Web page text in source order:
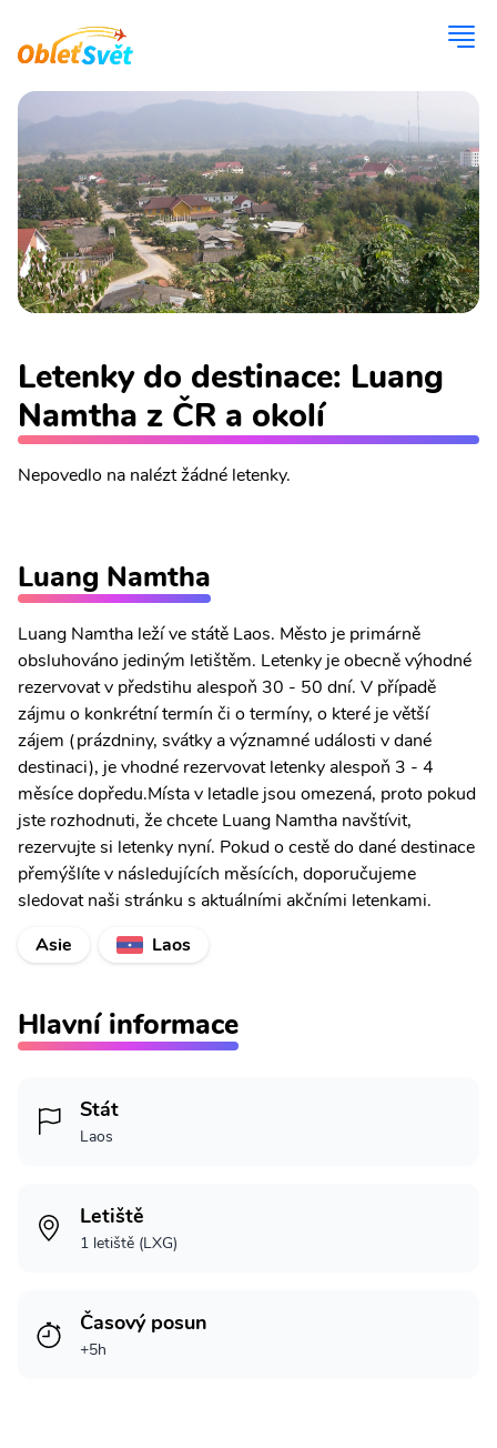
Letenky do destinace: Luang
Namtha z ČR a okolí
Nepovedlo na nalézt žádné letenky.
Luang Namtha
Luang Namtha leží ve státě Laos. Město je primárně
obsluhováno jediným letištěm. Letenky je obecně výhodné
rezervovat v předstihu alespoň 30 - 50 dní. V případě
zájmu o konkrétní termín či o termíny, o které je větší
zájem (prázdniny, svátky a významné události v dané
destinaci), je vhodné rezervovat letenky alespoň 3 - 4
měsíce dopředu.Místa v letadle jsou omezená, proto pokud
jste rozhodnuti, že chcete Luang Namtha navštívit,
rezervujte si letenky nyní. Pokud o cestě do dané destinace
přemýšlíte v následujících měsících, doporučujeme
sledovat naši stránku s aktuálními akčními letenkami.
Asie
Laos
Hlavní informace
Stát
Laos
Letiště
1 letiště (LXG)
Časový posun
+5h